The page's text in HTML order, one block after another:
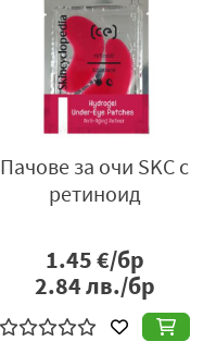
Пачове за очи SKC с
ретиноид
1.45€/бр
2.84лв./бр